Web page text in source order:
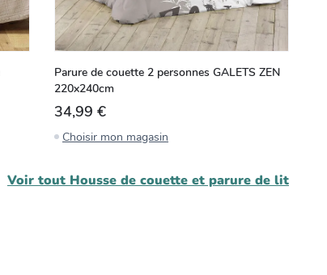
Parure de couette 2 personnes GALETS ZEN
220x240cm
34,99 €
Choisir mon magasin
Voir tout Housse de couette et parure de lit